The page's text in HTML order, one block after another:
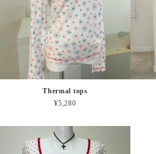
Thermal tops
¥5,280